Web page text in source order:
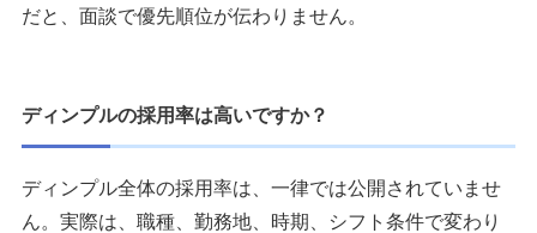
だと、面談で優先順位が伝わりません。
ディンプルの採用率は高いですか？
ディンプル全体の採用率は、一律では公開されていませ
ん。実際は、職種、勤務地、時期、シフト条件で変わり